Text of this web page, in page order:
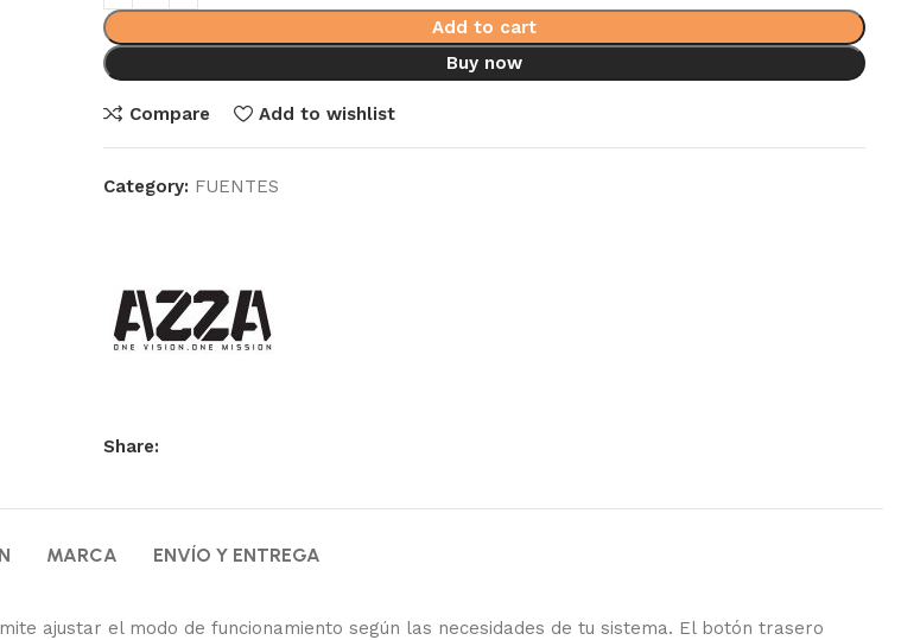
Add to cart
Buy now
Compare Add to wishlist
Category: FUENTES
Share:
MARCA ENVÍO Y ENTREGA
ajustar el modo de funcionamiento según las necesidades de tu sistema. El botón trasero